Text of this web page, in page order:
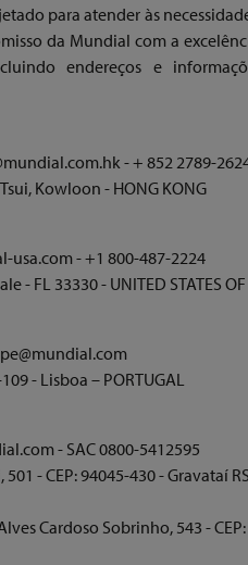
para atender às
da Mundial com a
endereços e
- + 852 2789-
Kowloon - HONG KONG
- +1 800-487-2224
- FL 33330 - UNITED STATES
- Lisboa – PORTUGAL
- SAC 0800-5412595
- CEP: 94045-430 - Gravataí
Cardoso Sobrinho, 543 -